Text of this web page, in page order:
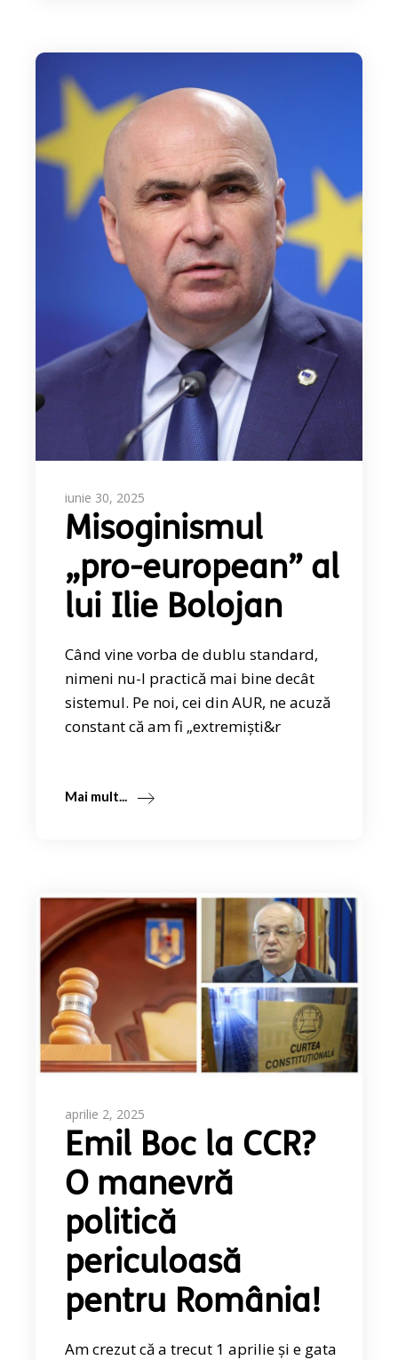
iunie 30, 2025
Misoginismul
„pro-european” al
lui Ilie Bolojan
Când vine vorba de dublu standard,
nimeni nu-l practică mai bine decât
sistemul. Pe noi, cei din AUR, ne acuză
constant că am fi „extremiști&r
Mai mult...
aprilie 2, 2025
Emil Boc la CCR?
O manevră
politică
periculoasă
pentru România!
Am crezut că a trecut 1 aprilie și e gata